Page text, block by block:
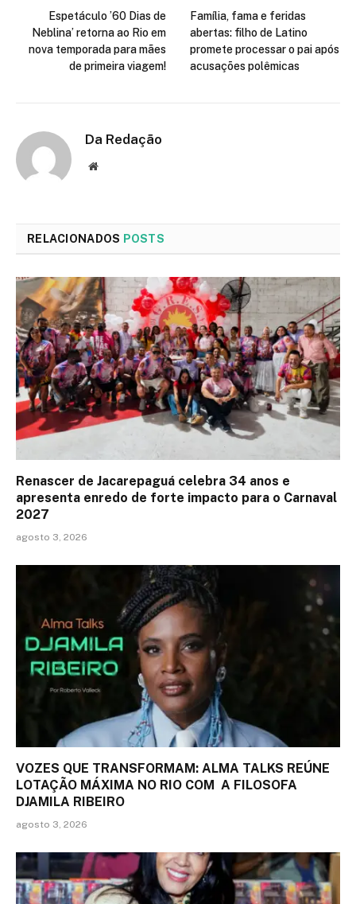
Espetáculo ’60 Dias de
Neblina’ retorna ao Rio em
nova temporada para mães
de primeira viagem!
Família, fama e feridas
abertas: filho de Latino
promete processar o pai após
acusações polêmicas
Da Redação
Site
RELACIONADOS POSTS
Renascer de Jacarepaguá celebra 34 anos e
apresenta enredo de forte impacto para o Carnaval
2027
agosto 3, 2026
VOZES QUE TRANSFORMAM: ALMA TALKS REÚNE
LOTAÇÃO MÁXIMA NO RIO COM A FILOSOFA
DJAMILA RIBEIRO
agosto 3, 2026